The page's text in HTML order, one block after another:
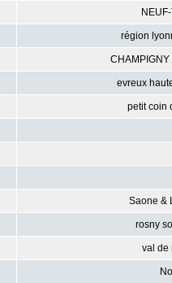
région
evreux
petit coin
Saone &
rosny
val de